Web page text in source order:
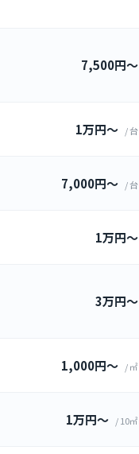
7,500円〜
1万円〜 / 台
7,000円〜 / 台
1万円〜
3万円〜
1,000円〜 / ㎡
1万円〜 / 10㎡